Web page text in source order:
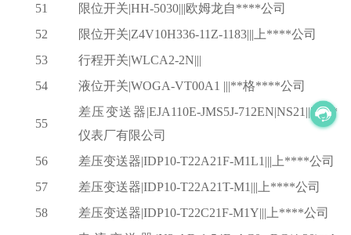
51
限位开关|HH-5030|||欧姆龙自****公司
52
限位开关|Z4V10H336-11Z-1183|||上****公司
53
行程开关|WLCA2-2N|||
54
液位开关|WOGA-VT00A1 |||**格****公司
55
差压变送器|EJA110E-JMS5J-712EN|NS21|||****
仪表厂有限公司
56
差压变送器|IDP10-T22A21F-M1L1|||上****公司
57
差压变送器|IDP10-T22A21T-M1|||上****公司
58
差压变送器|IDP10-T22C21F-M1Y|||上****公司